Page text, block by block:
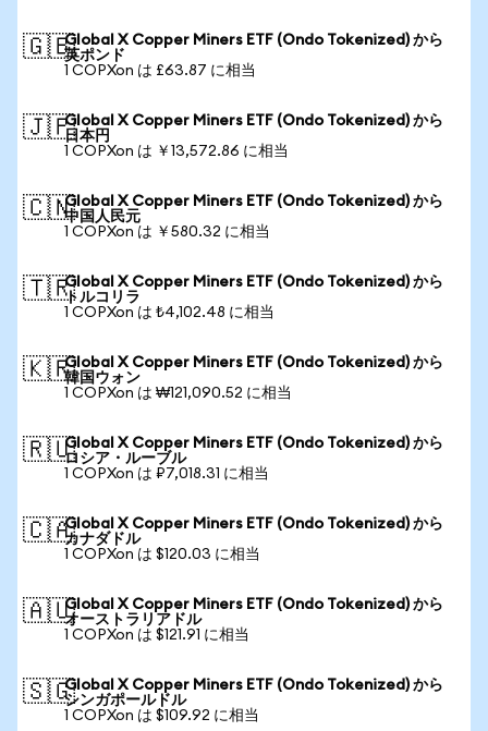
🇬🇧Global X Copper Miners ETF (Ondo Tokenized) から
英ポンド
1 COPXon は £63.87 に相当
🇯🇵Global X Copper Miners ETF (Ondo Tokenized) から
日本円
1 COPXon は ￥13,572.86 に相当
🇨🇳Global X Copper Miners ETF (Ondo Tokenized) から
中国人民元
1 COPXon は ￥580.32 に相当
🇹🇷Global X Copper Miners ETF (Ondo Tokenized) から
トルコリラ
1 COPXon は ₺4,102.48 に相当
🇰🇷Global X Copper Miners ETF (Ondo Tokenized) から
韓国ウォン
1 COPXon は ₩121,090.52 に相当
🇷🇺Global X Copper Miners ETF (Ondo Tokenized) から
ロシア・ルーブル
1 COPXon は ₽7,018.31 に相当
🇨🇦Global X Copper Miners ETF (Ondo Tokenized) から
カナダドル
1 COPXon は $120.03 に相当
🇦🇺Global X Copper Miners ETF (Ondo Tokenized) から
オーストラリアドル
1 COPXon は $121.91 に相当
🇸🇬Global X Copper Miners ETF (Ondo Tokenized) から
シンガポールドル
1 COPXon は $109.92 に相当